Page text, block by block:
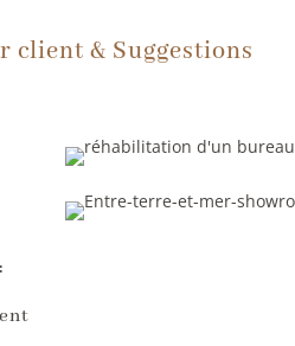
client & Suggestions